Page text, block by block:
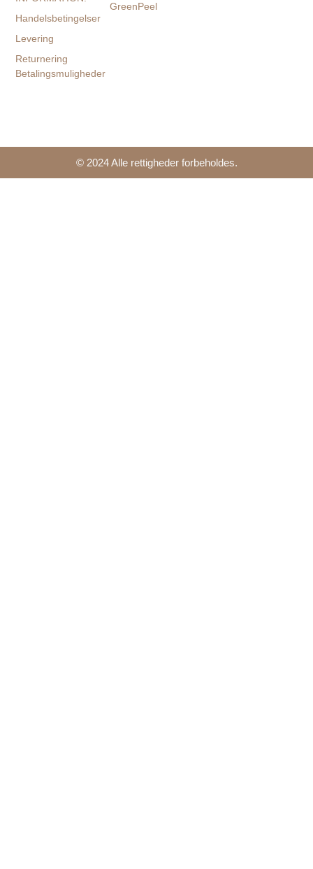
Handelsbetingelser
Levering
Returnering
Betalingsmuligheder
GreenPeel
© 2024 Alle rettigheder forbeholdes.